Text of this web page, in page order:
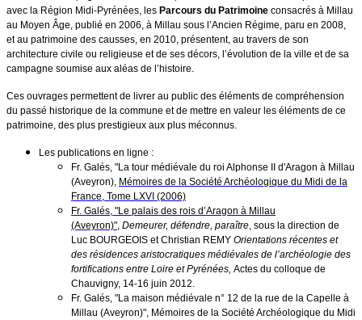
avec la Région Midi-Pyrénées, les Parcours du Patrimoine consacrés à Millau
au Moyen Âge, publié en 2006, à Millau sous l’Ancien Régime, paru en 2008,
et au patrimoine des causses, en 2010, présentent, au travers de son
architecture civile ou religieuse et de ses décors, l’évolution de la ville et de sa
campagne soumise aux aléas de l’histoire.
Ces ouvrages permettent de livrer au public des éléments de compréhension
du passé historique de la commune et de mettre en valeur les éléments de ce
patrimoine, des plus prestigieux aux plus méconnus.
Les publications en ligne :
Fr. Galés, "La tour médiévale du roi Alphonse II d'Aragon à Millau
(Aveyron), Mémoires de la Société Archéologique du Midi de la
France, Tome LXVI (2006)
Fr. Galés, "Le palais des rois d’Aragon à Millau
(Aveyron)", Demeurer, défendre, paraître, sous la direction de
Luc BOURGEOIS et Christian REMY Orientations récentes et
des résidences aristocratiques médiévales de l’archéologie des
fortifications entre Loire et Pyrénées, Actes du colloque de
Chauvigny, 14-16 juin 2012.
Fr. Galés, "La maison médiévale n° 12 de la rue de la Capelle à
Millau (Aveyron)", Mémoires de la Société Archéologique du Midi